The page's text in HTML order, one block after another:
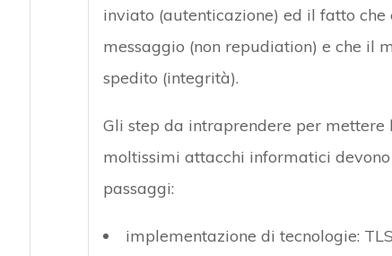
inviato (autenticazione) ed il fatto
messaggio (non repudiation) e che il
spedito (integrità).
Gli step da intraprendere per mettere
moltissimi attacchi informatici
passaggi:
implementazione di tecnologie: